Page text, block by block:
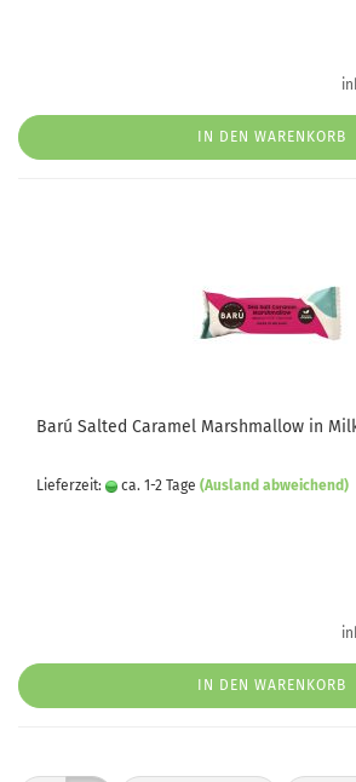
IN DEN WARENKORB
Barú Salted Caramel Marshmallow in
Lieferzeit: ca. 1-2 Tage (Ausland abweichend)
IN DEN WARENKORB